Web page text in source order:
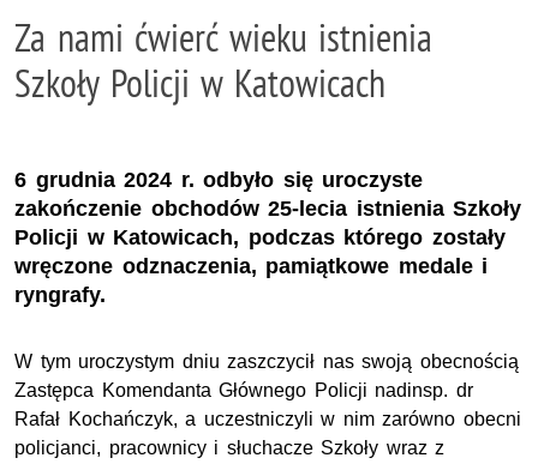
Za nami ćwierć wieku istnienia
Szkoły Policji w Katowicach
6 grudnia 2024 r. odbyło się uroczyste
zakończenie obchodów 25-lecia istnienia Szkoły
Policji w Katowicach, podczas którego zostały
wręczone odznaczenia, pamiątkowe medale i
ryngrafy.
W tym uroczystym dniu zaszczycił nas swoją obecnością
Zastępca Komendanta Głównego Policji nadinsp. dr
Rafał Kochańczyk, a uczestniczyli w nim zarówno obecni
policjanci, pracownicy i słuchacze Szkoły wraz z